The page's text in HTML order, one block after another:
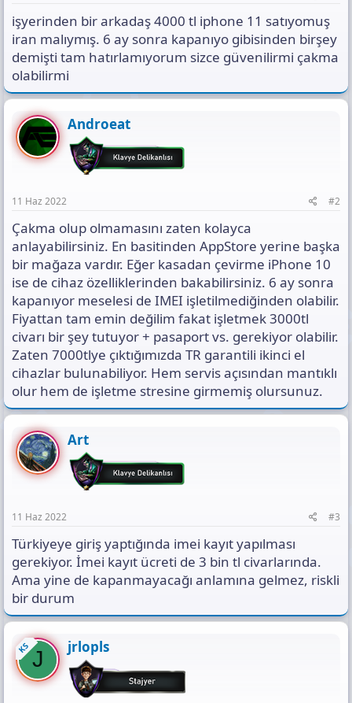
ı
ı
K
p
y
işyerinden bir arkadaş 4000 tl iphone 11 satıyomuş
iran malıymış. 6 ay sonra kapanıyo gibisinden birşey
demişti tam hatırlamıyorum sizce güvenilirmi çakma
olabilirmi
Androeat
11 Haz 2022 #2
Çakma olup olmamasını zaten kolayca
anlayabilirsiniz. En basitinden AppStore yerine başka
bir mağaza vardır. Eğer kasadan çevirme iPhone 10
ise de cihaz özelliklerinden bakabilirsiniz. 6 ay sonra
kapanıyor meselesi de IMEI işletilmediğinden olabilir.
Fiyattan tam emin değilim fakat işletmek 3000tl
civarı bir şey tutuyor + pasaport vs. gerekiyor olabilir.
Zaten 7000tlye çıktığımızda TR garantili ikinci el
cihazlar bulunabiliyor. Hem servis açısından mantıklı
olur hem de işletme stresine girmemiş olursunuz.
Art
11 Haz 2022 #3
Türkiyeye giriş yaptığında imei kayıt yapılması
gerekiyor. İmei kayıt ücreti de 3 bin tl civarlarında.
Ama yine de kapanmayacağı anlamına gelmez, riskli
bir durum
KSJ jrlopls